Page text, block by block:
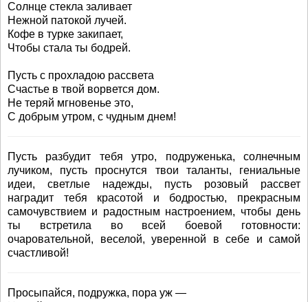
Солнце стекла заливает
Нежной патокой лучей.
Кофе в турке закипает,
Чтобы стала ты бодрей.
Пусть с прохладою рассвета
Счастье в твой ворвется дом.
Не теряй мгновенье это,
С добрым утром, с чудным днем!
Пусть разбудит тебя утро, подруженька, солнечным
лучиком, пусть проснутся твои таланты, гениальные
идеи, светлые надежды, пусть розовый рассвет
наградит тебя красотой и бодростью, прекрасным
самочувствием и радостным настроением, чтобы день
ты встретила во всей боевой готовности:
очаровательной, веселой, уверенной в себе и самой
счастливой!
Просыпайся, подружка, пора уж —